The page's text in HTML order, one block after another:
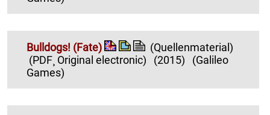
Bulldogs! (Fate)
(Quellenmaterial)
(PDF¸ Original electronic)
(2015)
(Galileo
Games)